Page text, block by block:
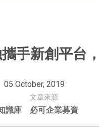
手新創平台
05 October, 2019
識庫
文章來源
必可企業募資